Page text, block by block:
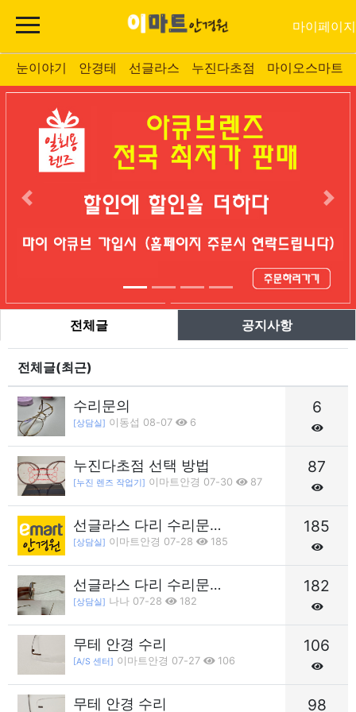
마이페이지
눈이야기 안경테 선글라스 누진다초점 마이오스마트
전체글 공지사항
전체글(최근)
수리문의
[상담실] 이동섭 08-07 6
6
누진다초점 선택 방법
[누진 렌즈 작업기] 이마트안경 07-30 87
87
선글라스 다리 수리문…
[상담실] 이마트안경 07-28 185
185
선글라스 다리 수리문…
[상담실] 나나 07-28 182
182
무테 안경 수리
[A/S 센터] 이마트안경 07-27 106
106
무테 안경 수리 98